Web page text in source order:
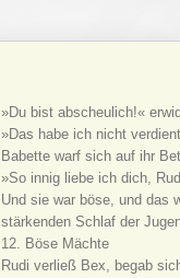
»Du bist abscheulich!«
»Das habe ich nicht
Babette warf sich auf ihr
»So innig liebe ich dich,
Und sie war böse, und das
stärkenden Schlaf der
12. Böse Mächte
Rudi verließ Bex, begab